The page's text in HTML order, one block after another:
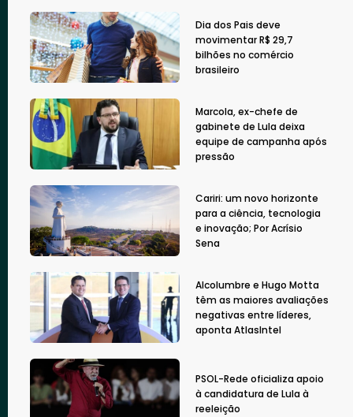
Dia dos Pais deve
movimentar R$ 29,7
bilhões no comércio
brasileiro
Marcola, ex-chefe de
gabinete de Lula deixa
equipe de campanha após
pressão
Cariri: um novo horizonte
para a ciência, tecnologia
e inovação; Por Acrísio
Sena
Alcolumbre e Hugo Motta
têm as maiores avaliações
negativas entre líderes,
aponta AtlasIntel
PSOL-Rede oficializa apoio
à candidatura de Lula à
reeleição